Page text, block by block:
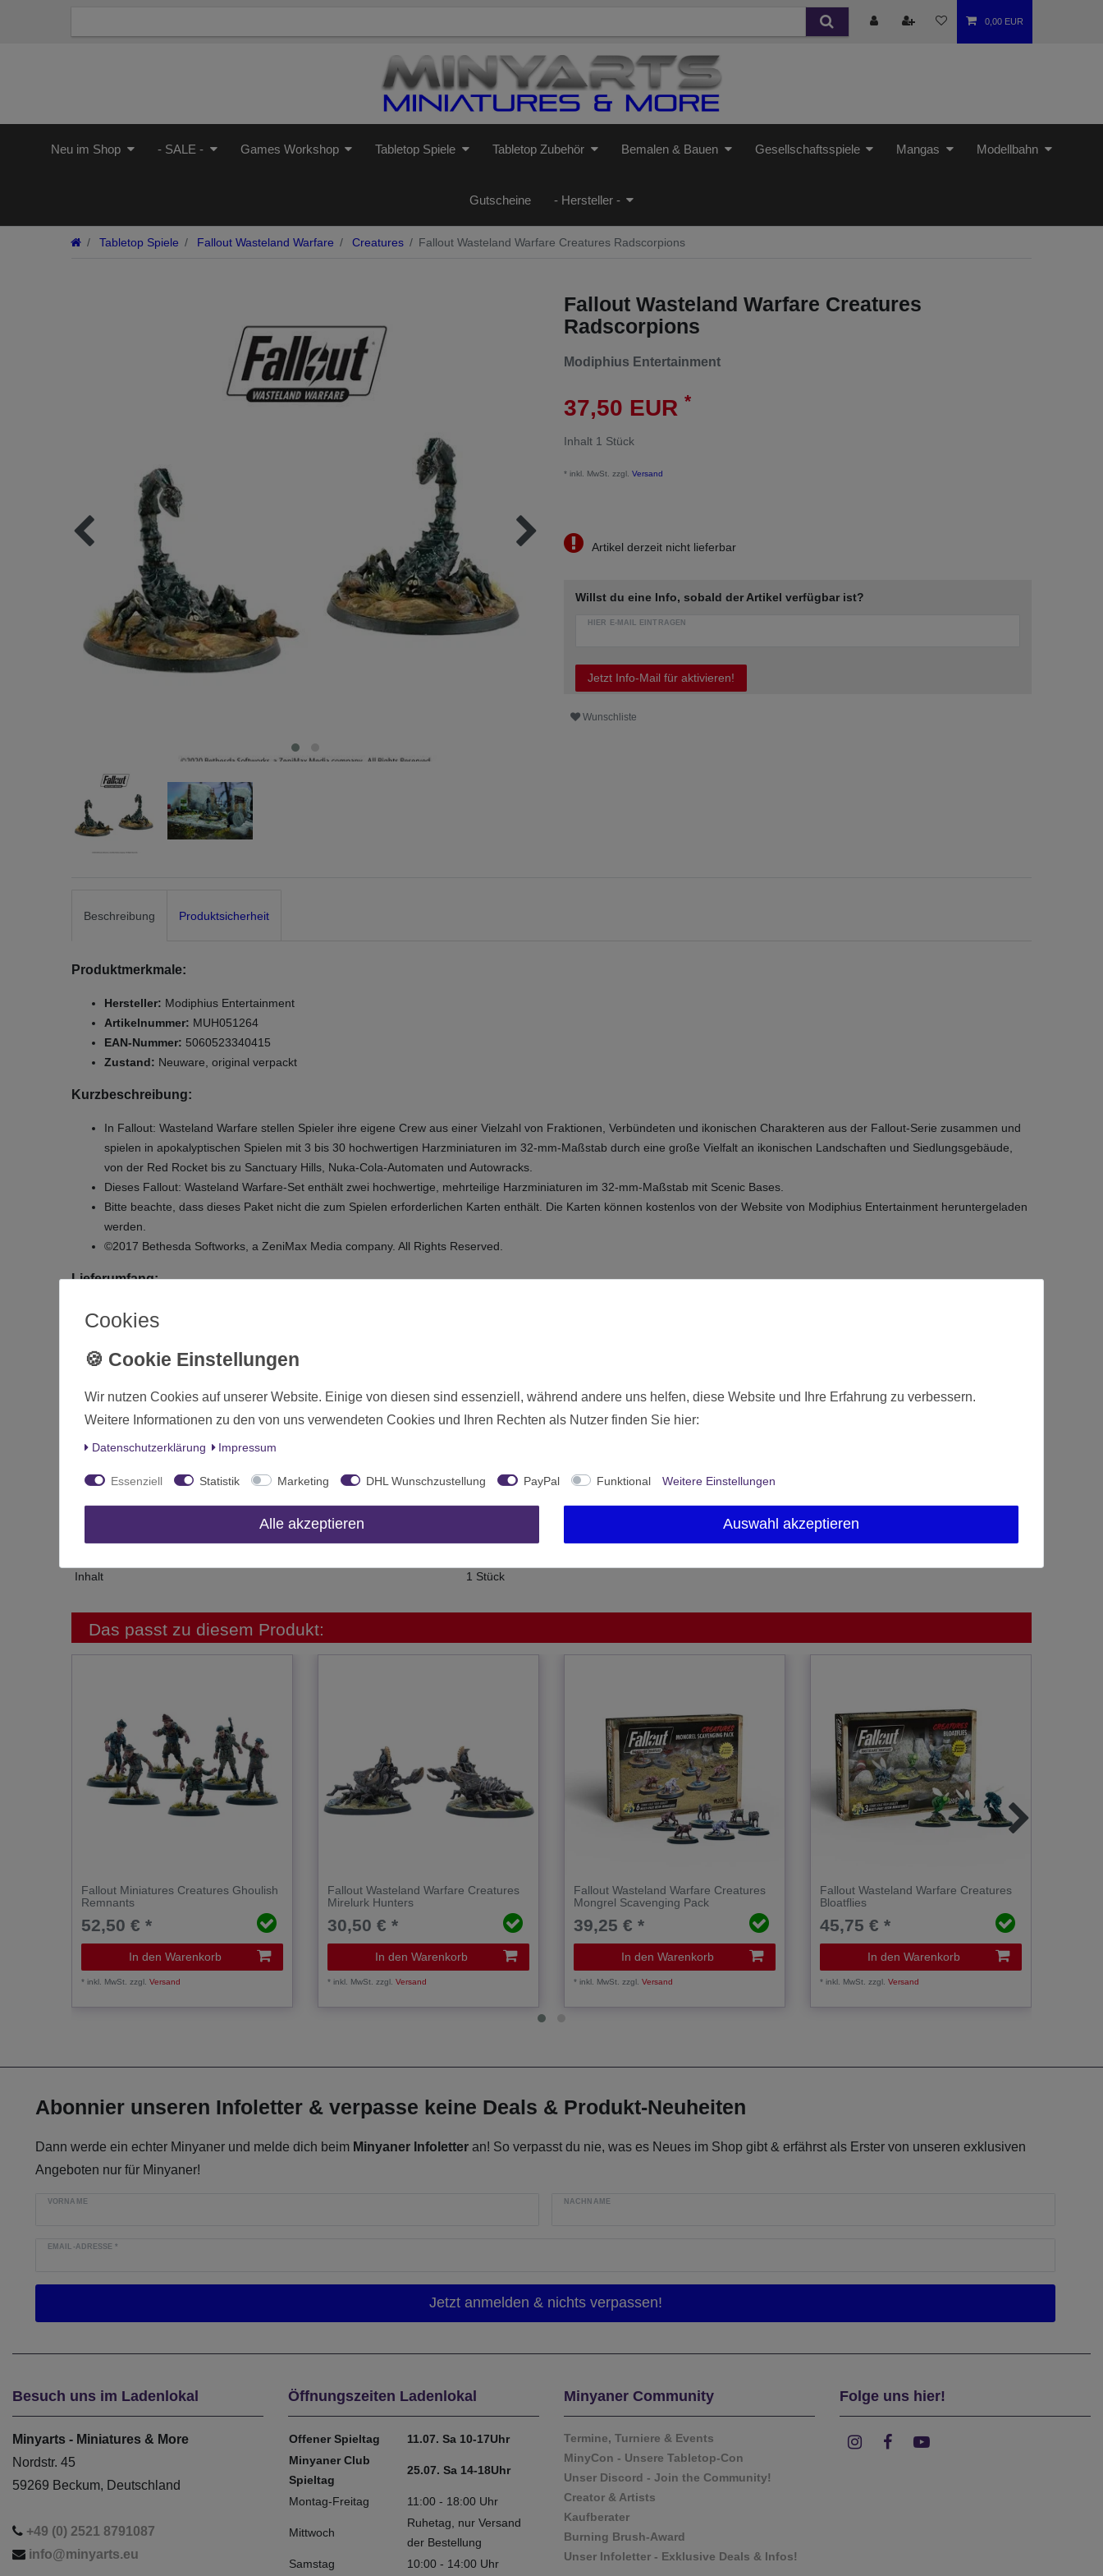
0,00 EUR
Neu im Shop - SALE - Games Workshop Tabletop Spiele Tabletop Zubehör Bemalen & Bauen Gesellschaftsspiele Mangas Modellbahn
Gutscheine - Hersteller -
Tabletop Spiele Fallout Wasteland Warfare Creatures Fallout Wasteland Warfare Creatures Radscorpions
Fallout Wasteland Warfare Creatures
Radscorpions
Modiphius Entertainment
37,50 EUR *
Inhalt 1 Stück
* inkl. MwSt. zzgl. Versand
Artikel derzeit nicht lieferbar
Willst du eine Info, sobald der Artikel verfügbar ist?
HIER E-MAIL EINTRAGEN
Jetzt Info-Mail für aktivieren!
Wunschliste
Beschreibung Produktsicherheit
Produktmerkmale:
Hersteller: Modiphius Entertainment
Artikelnummer: MUH051264
EAN-Nummer: 5060523340415
Zustand: Neuware, original verpackt
Kurzbeschreibung:
In Fallout: Wasteland Warfare stellen Spieler ihre eigene Crew aus einer Vielzahl von Fraktionen, Verbündeten und ikonischen Charakteren aus der Fallout-Serie zusammen und
spielen in apokalyptischen Spielen mit 3 bis 30 hochwertigen Harzminiaturen im 32-mm-Maßstab durch eine große Vielfalt an ikonischen Landschaften und Siedlungsgebäude,
von der Red Rocket bis zu Sanctuary Hills, Nuka-Cola-Automaten und Autowracks.
Dieses Fallout: Wasteland Warfare-Set enthält zwei hochwertige, mehrteilige Harzminiaturen im 32-mm-Maßstab mit Scenic Bases.
Bitte beachte, dass dieses Paket nicht die zum Spielen erforderlichen Karten enthält. Die Karten können kostenlos von der Website von Modiphius Entertainment heruntergeladen
werden.
©2017 Bethesda Softworks, a ZeniMax Media company. All Rights Reserved.
Lieferumfang:
Fallout Wasteland Warfare Creatures Radscorpions beinhaltet:
2x Radscorpions
2x Scenic Bases
Zustand
Inhalt 1 Stück
Das passt zu diesem Produkt:
Fallout Miniatures Creatures Ghoulish
Remnants
52,50 € *
In den Warenkorb
*inkl. MwSt. zzgl.Versand
Fallout Wasteland Warfare Creatures
Mirelurk Hunters
30,50 € *
In den Warenkorb
*inkl. MwSt. zzgl.Versand
Fallout Wasteland Warfare Creatures
Mongrel Scavenging Pack
39,25 € *
In den Warenkorb
*inkl. MwSt. zzgl.Versand
Fallout Wasteland Warfare Creatures
Bloatflies
45,75 € *
In den Warenkorb
*inkl. MwSt. zzgl.Versand
Abonnier unseren Infoletter & verpasse keine Deals & Produkt-Neuheiten
Dann werde ein echter Minyaner und melde dich beim Minyaner Infoletter an! So verpasst du nie, was es Neues im Shop gibt & erfährst als Erster von unseren exklusiven
Angeboten nur für Minyaner!
VORNAME NACHNAME
EMAIL-ADRESSE*
Besuch uns im Ladenlokal
Minyarts - Miniatures & More
Nordstr. 45
59269 Beckum, Deutschland
+49 (0) 2521 8791087
info@minyarts.eu
Öffnungszeiten Ladenlokal
Offener Spieltag
11.07. Sa 10-17Uhr
Minyaner Club
Spieltag
25.07. Sa 14-18Uhr
Montag-Freitag 11:00 - 18:00 Uhr
Mittwoch
Ruhetag, nur Versand
der Bestellung
Samstag
10:00 - 14:00 Uhr
Minyaner Community
Termine, Turniere & Events
MinyCon - Unsere Tabletop-Con
Unser Discord - Join the Community!
Creator & Artists
Kaufberater
Burning Brush-Award
Unser Infoletter - Exklusive Deals & Infos!
Folge uns hier!
Cookies
Wir nutzen Cookies auf unserer Website. Einige von diesen sind essenziell, während andere uns helfen, diese Website und Ihre Erfahrung zu verbessern.
Weitere Informationen zu den von uns verwendeten Cookies und Ihren Rechten als Nutzer finden Sie hier:
Daten­schutz­erklärung Impressum
Essenziell Statistik Marketing DHL Wunschzustellung PayPal Funktional Weitere Einstellungen
Alle akzeptieren Auswahl akzeptieren